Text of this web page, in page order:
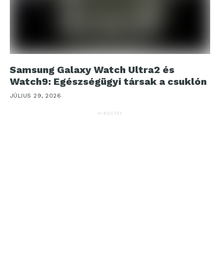
Samsung Galaxy Watch Ultra2 és
Watch9: Egészségügyi társak a csuklón
JÚLIUS 29, 2026
HIRDETÉS